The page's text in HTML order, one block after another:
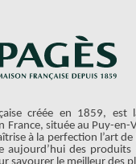
créée en 1859, est
France, située au Puy-
à la perfection l’art de
aujourd’hui des